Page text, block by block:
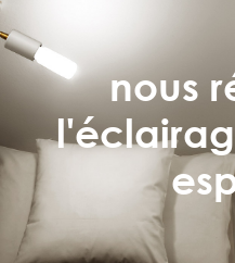
nous